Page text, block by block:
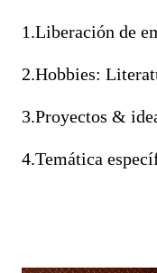
1.Liberación de
2.Hobbies:
3.Proyectos &
4.Temática